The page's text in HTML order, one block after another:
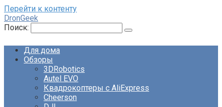
Перейти к контенту
DronGeek
Поиск:
Для дома
Обзоры
3DRobotics
Autel EVO
Квадрокоптеры с AliExpress
Cheerson